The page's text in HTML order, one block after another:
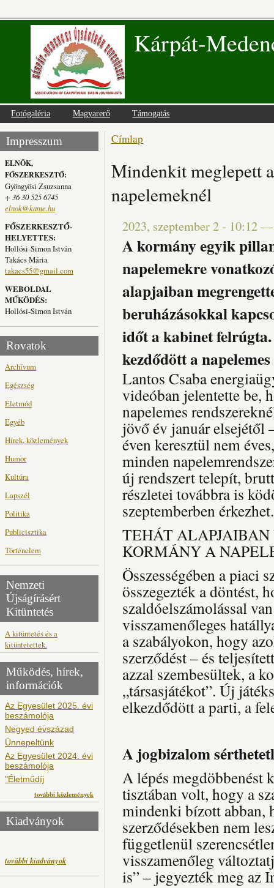
Kárpát-
Fotógaléria Magyarerő Támogatás
Impresszum
ELNÖK,
FŐSZERKESZTŐ:
Gyöngyösi Zsuzsanna
+ 36 30 525 6745
elnok@kame.hu
FŐSZERKESZTŐ-
HELYETTES:
Hollósi-Simon István
Takács Mária
takacs55@gmail.com
WEBOLDAL
MŰKÖDÉS:
Hollósi-Simon István
Rovatok
Archívum
Egészség
Életmód
Egyéb
Hírek, közlemények
Humor
Kultúra
Lapszél
Politika
Publicisztika
Történelem
Nemzeti
Újságírásért
Kitüntetés
A kitüntetés és a
kitüntetettek.
Működés, hírek,
információk
Az Egyesület 2025. évi
beszámolója
Negyed évszázad
Ünnepeltünk
Az Egyesület 2024. évi
beszámolója
"Életműdíj
további közlemények
Kiadványok
további kiadványok
Jelenlegi hely
Címlap
Mindenkit meglepett
napelemeknél
2023, szeptember 2 - 10:12
A kormány egyik
napelemekre
alapjaiban
beruházásokkal
időt a kabinet
kezdődött a
Lantos Csaba
videóban jelentette be,
napelemes
jövő év január elsejétől
éven keresztül nem
minden
új rendszert telepít,
részletei továbbra is
szeptemberben érkezhet.
TEHÁT
KORMÁNY A
Összességében a piaci
összegezték a döntést,
szaldóelszámolással
visszamenőleges
a szabályokon, hogy
szerződést – és
azzal szembesültek, a
„társasjátékot”. Új
elkezdődött a parti, a
A jogbizalom
A lépés megdöbbenést
tisztában volt, hogy a
mindenki bízott abban,
szerződésekben nem
függetlenül
visszamenőleg
is” – jegyezték meg az